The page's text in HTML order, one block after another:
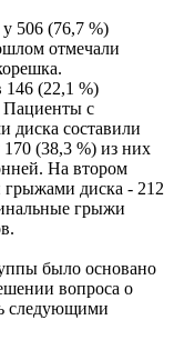
506 (76,7 %)
отмечали
(22,1 %)
Пациенты с
составили
(38,3 %) из них
На втором
грыжами диска - 212
грыжи
было основано
вопроса о
следующими